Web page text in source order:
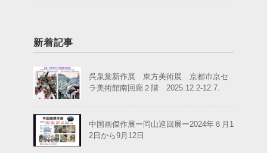
新着記事
呉泉棠新作展 東方美術展 京都市京セ
ラ美術館南回廊２階 2025.12.2-12.7.
中国画傑作展ー岡山巡回展ー2024年６月1
2日から9月12日